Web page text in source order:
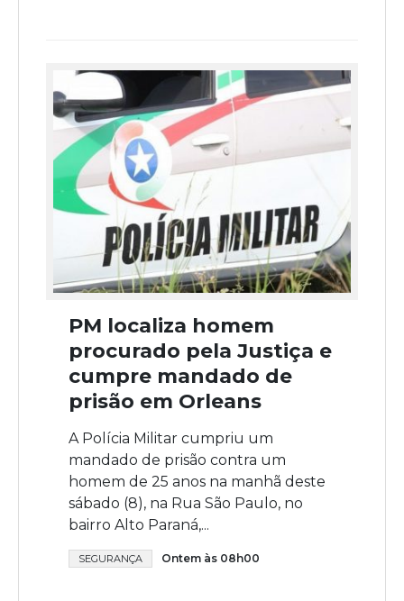
PM localiza homem
procurado pela Justiça e
cumpre mandado de
prisão em Orleans
A Polícia Militar cumpriu um
mandado de prisão contra um
homem de 25 anos na manhã deste
sábado (8), na Rua São Paulo, no
bairro Alto Paraná,...
SEGURANÇA Ontem às 08h00